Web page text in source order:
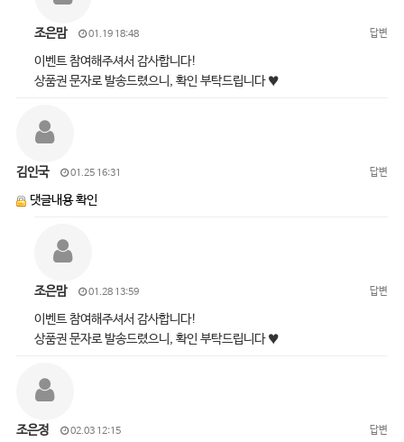
조은맘 01.19 18:48 답변
이벤트 참여해주셔서 감사합니다!
상품권 문자로 발송드렸으니, 확인 부탁드립니다 ♥
김인국 01.25 16:31 답변
댓글내용 확인
조은맘 01.28 13:59 답변
이벤트 참여해주셔서 감사합니다!
상품권 문자로 발송드렸으니, 확인 부탁드립니다 ♥
조은정 02.03 12:15 답변